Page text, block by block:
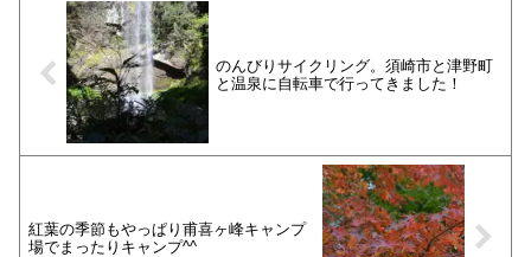
のんびりサイクリング。須崎市と津野町
と温泉に自転車で行ってきました！
紅葉の季節もやっぱり甫喜ヶ峰キャンプ
場でまったりキャンプ^^